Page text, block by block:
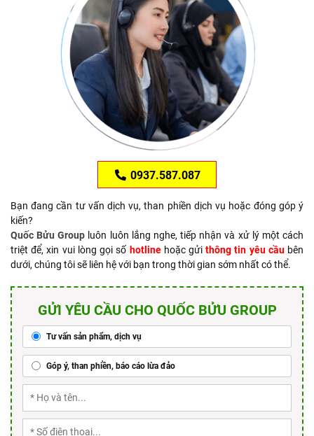
0937.587.087
Bạn đang cần tư vấn dịch vụ, than phiền dịch vụ hoặc đóng góp ý
kiến?
Quốc Bửu Group luôn luôn lắng nghe, tiếp nhận và xử lý một cách
triệt để, xin vui lòng gọi số hotlinehoặc gửithông tin yêu cầubên
dưới, chúng tôi sẽ liên hệ với bạn trong thời gian sớm nhất có thể.
GỬI YÊU CẦU CHO QUỐC BỬU GROUP
Tư vấn sản phẩm, dịch vụ
Góp ý, than phiền, báo cáo lừa đảo